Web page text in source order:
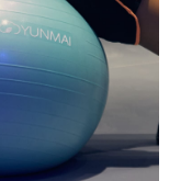
DÉTAILS